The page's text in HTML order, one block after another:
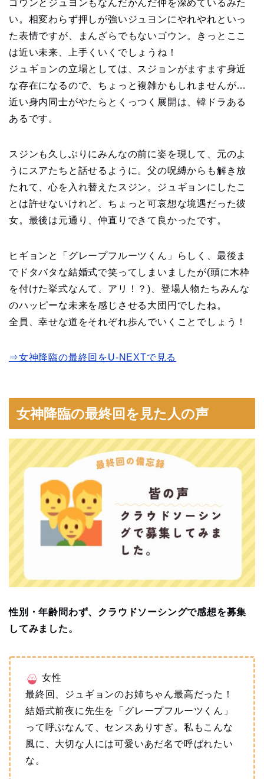
ゴウンとジュヨンもなんだかんだ仲を深めているみた
い。相変わらず押しが強いジュヨンにやれやれといっ
た表情ですが、まんざらでもないゴウン。きっとここ
は近い未来、上手くいくでしょうね！
ジュギョンの立場としては、スジョンがますます身近
な存在になるので、ちょっと複雑かもしれませんが…
近い身内同士がやたらとくっつく展開は、韓ドラある
あるです。
スジンも久しぶりにみんなの前に姿を現して、元のよ
うにスアたちと話せるように。父の呪縛からも解き放
たれて、心を入れ替えたスジン。ジュギョンにしたこ
とは許せないけれど、ちょっと可哀想な境遇だった彼
女。最後は元通り、仲直りできて良かったです。
ヒギョンと「グレープフルーツくん」らしく、最後ま
でドタバタな結婚式で笑ってしまいましたが(頭に木枠
を付けた挙式なんて、アリ！？)、登場人物たちみんな
のハッピーな未来を感じさせる大団円でしたね。
全員、幸せな道をそれぞれ歩んでいくことでしょう！
⇒女神降臨の最終回をU-NEXTで見る
女神降臨の最終回を見た人の声
性別・年齢問わず、クラウドソーシングで感想を募集
してみました。
女性
最終回、ジュギョンのお姉ちゃん最高だった！
結婚式前夜に先生を「グレープフルーツくん」
って呼ぶなんて、センスありすぎ。私もこんな
風に、大切な人には可愛いあだ名で呼ばれたい
な。